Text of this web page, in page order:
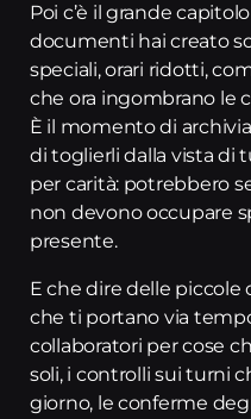
Poi c’è il grande
documenti hai creato
speciali, orari ridotti,
che ora ingombrano le
È il momento di
di toglierli dalla vista di
per carità: potrebbero
non devono occupare
presente.
E che dire delle
che ti portano via
collaboratori per cose
soli, i controlli sui turni
giorno, le conferme